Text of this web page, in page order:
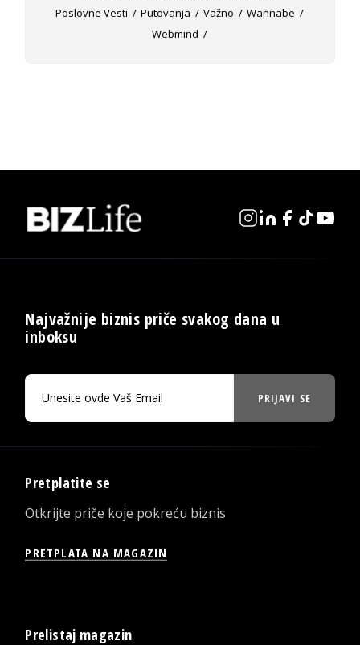
Poslovne Vesti
Putovanja Važno
Wannabe
Webmind
Najvažnije biznis priče svakog dana u
inboksu
PRIJAVI SE
Pretplatite se
Otkrijte priče koje pokreću biznis
PRETPLATA NA MAGAZIN
Prelistaj magazin